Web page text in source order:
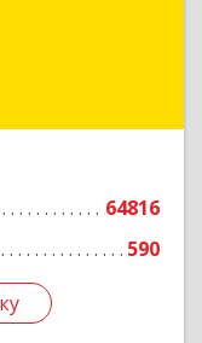
64816
590
ш, дом № 9Б